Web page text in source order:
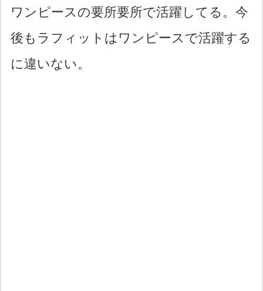
ワンピースの要所要所で活躍してる。今
後もラフィットはワンピースで活躍する
に違いない。